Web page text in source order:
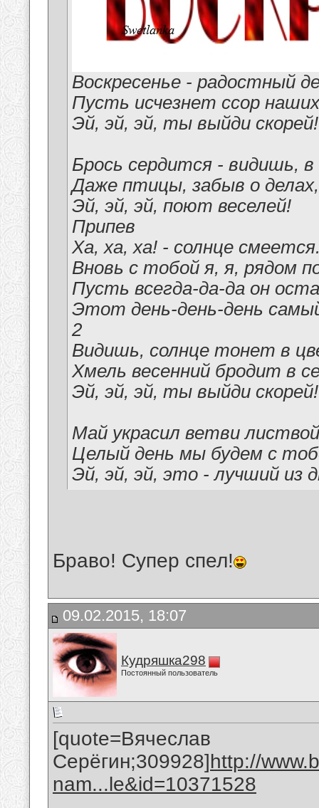
Воскресенье - радостный
Пусть исчезнет ссор
Эй, эй, эй, ты выйди скорей!
Брось сердится - видишь, в
Даже птицы, забыв о делах,
Эй, эй, эй, поют веселей!
Припев
Ха, ха, ха! - солнце
Вновь с тобой я, я, рядом
Пусть всегда-да-да он
Этот день-день-день
2
Видишь, солнце тонет в
Хмель весенний бродит в
Эй, эй, эй, ты выйди скорей!
Май украсил ветви
Целый день мы будем с
Эй, эй, эй, это - лучший из
Браво! Супер спел!
09.02.2015, 18:07
Кудряшка298
Постоянный пользователь
[quote=Вячеслав
Серёгин;309928]http://
nam...le&id=10371528